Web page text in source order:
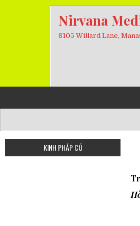
Nirvana
8105 Willard Lane,
KINH PHÁP CÚ